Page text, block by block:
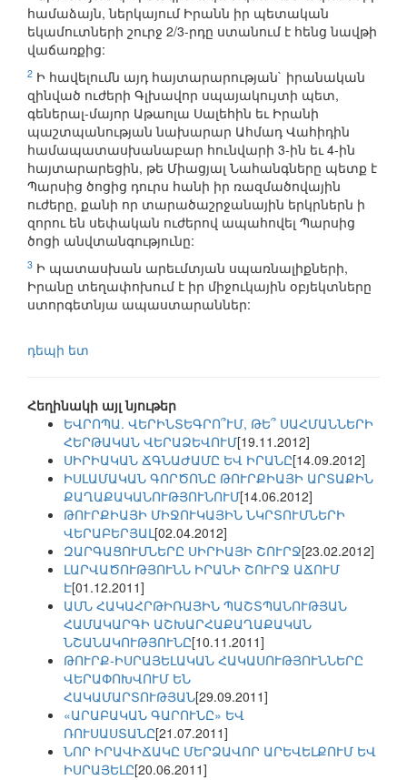
համաձայն, ներկայում Իրանն իր պետական
եկամուտների շուրջ 2/3-րդը ստանում է հենց նավթի
վաճառքից:
2 Ի հավելումն այդ հայտարարության` իրանական
զինված ուժերի Գլխավոր սպայակույտի պետ,
գեներալ-մայոր Աթաոլա Սալեհին եւ Իրանի
պաշտպանության նախարար Ահմադ Վահիդին
համապատասխանաբար հունվարի 3-ին եւ 4-ին
հայտարարեցին, թե Միացյալ Նահանգները պետք է
Պարսից ծոցից դուրս հանի իր ռազմածովային
ուժերը, քանի որ տարածաշրջանային երկրներն ի
զորու են սեփական ուժերով ապահովել Պարսից
ծոցի անվտանգությունը:
3 Ի պատասխան արեւմտյան սպառնալիքների,
Իրանը տեղափոխում է իր միջուկային օբյեկտները
ստորգետնյա ապաստարաններ:
դեպի ետ
Հեղինակի այլ նյութեր
ԵՎՐՈՊԱ. ՎԵՐԻՆՏԵԳՐՈ՞ՒՄ, ԹԵ՞ ՍԱՀՄԱՆՆԵՐԻ
ՀԵՐԹԱԿԱՆ ՎԵՐԱՁԵՎՈՒՄ[19.11.2012]
ՍԻՐԻԱԿԱՆ ՃԳՆԱԺԱՄԸ ԵՎ ԻՐԱՆԸ[14.09.2012]
ԻՍԼԱՄԱԿԱՆ ԳՈՐԾՈՆԸ ԹՈՒՐՔԻԱՅԻ ԱՐՏԱՔԻՆ
ՔԱՂԱՔԱԿԱՆՈՒԹՅՈՒՆՈՒՄ[14.06.2012]
ԹՈՒՐՔԻԱՅԻ ՄԻՋՈՒԿԱՅԻՆ ՆԿՐՏՈՒՄՆԵՐԻ
ՎԵՐԱԲԵՐՅԱԼ[02.04.2012]
ԶԱՐԳԱՑՈՒՄՆԵՐԸ ՍԻՐԻԱՅԻ ՇՈՒՐՋ[23.02.2012]
ԼԱՐՎԱԾՈՒԹՅՈՒՆՆ ԻՐԱՆԻ ՇՈՒՐՋ ԱՃՈՒՄ
Է[01.12.2011]
ԱՄՆ ՀԱԿԱՀՐԹԻՌԱՅԻՆ ՊԱՇՏՊԱՆՈՒԹՅԱՆ
ՀԱՄԱԿԱՐԳԻ ԱՇԽԱՐՀԱՔԱՂԱՔԱԿԱՆ
ՆՇԱՆԱԿՈՒԹՅՈՒՆԸ[10.11.2011]
ԹՈՒՐՔ-ԻՍՐԱՅԵԼԱԿԱՆ ՀԱԿԱՍՈՒԹՅՈՒՆՆԵՐԸ
ՎԵՐԱՓՈԽՎՈՒՄ ԵՆ
ՀԱԿԱՄԱՐՏՈՒԹՅԱՆ[29.09.2011]
«ԱՐԱԲԱԿԱՆ ԳԱՐՈՒՆԸ» ԵՎ
ՌՈՒՍԱՍՏԱՆԸ[21.07.2011]
ՆՈՐ ԻՐԱՎԻՃԱԿԸ ՄԵՐՁԱՎՈՐ ԱՐԵՎԵԼՔՈՒՄ ԵՎ
ԻՍՐԱՅԵԼԸ[20.06.2011]